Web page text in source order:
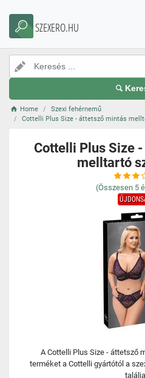
SZEXERO.HU
Home
Szexi fehérnemű
Cottelli Plus Size - áttetsző mintás
Cottelli Plus Size
melltartó
(Összesen 5
A Cottelli Plus Size - áttetsző
terméket a Cottelli gyártótól a